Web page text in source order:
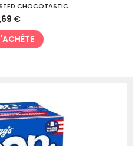
CHOCOTASTIC
€